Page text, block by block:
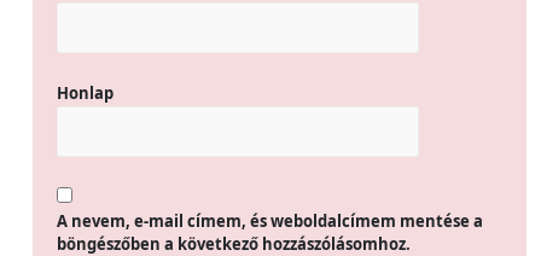
Honlap
A nevem, e-mail címem, és weboldalcímem mentése a
böngészőben a következő hozzászólásomhoz.